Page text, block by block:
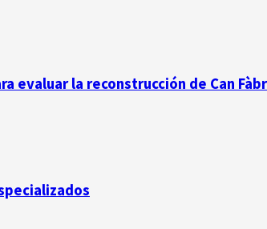
evaluar la reconstrucción de Can